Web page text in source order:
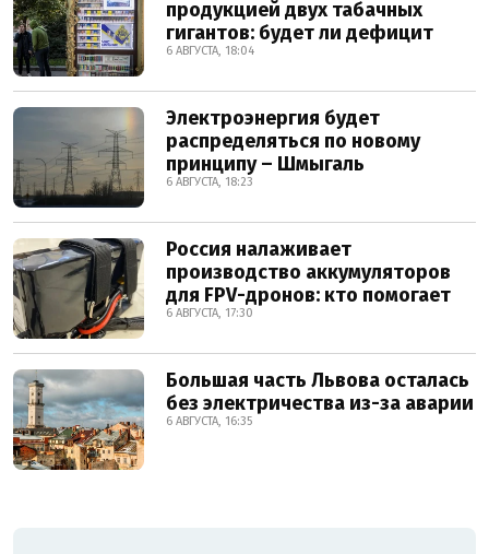
продукцией двух табачных
гигантов: будет ли дефицит
6 АВГУСТА, 18:04
Электроэнергия будет
распределяться по новому
принципу – Шмыгаль
6 АВГУСТА, 18:23
Россия налаживает
производство аккумуляторов
для FPV-дронов: кто помогает
6 АВГУСТА, 17:30
Большая часть Львова осталась
без электричества из-за аварии
6 АВГУСТА, 16:35